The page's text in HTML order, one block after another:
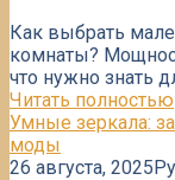
Как выбрать
комнаты?
что нужно знать
Читать полностью
Умные зеркала:
моды
26 августа, 2025